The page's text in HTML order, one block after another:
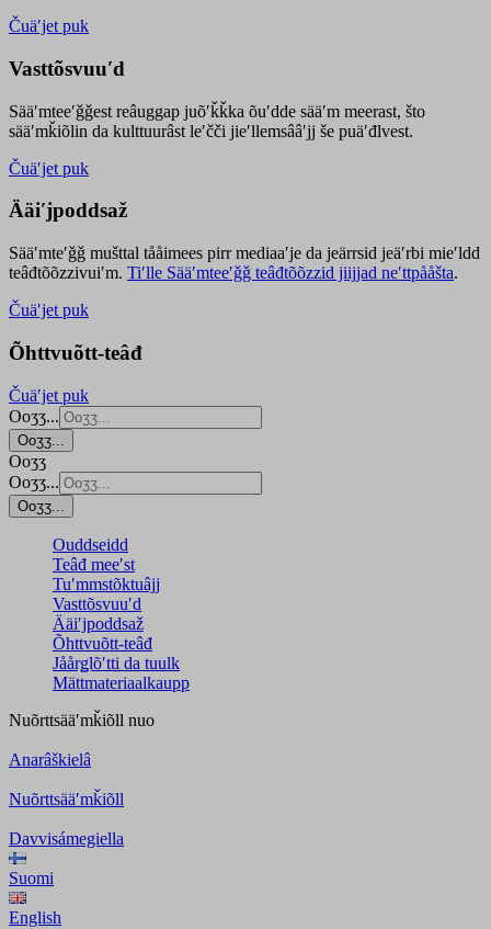
Čuäʹjet puk
Vasttõsvuuʹd
Sääʹmteeʹǧǧest reâuggap juõʹǩǩka õuʹdde sääʹm meerast, što
sääʹmǩiõlin da kulttuurâst leʹčči jieʹllemsââʹjj še puäʹđlvest.
Čuäʹjet puk
Ääiʹjpoddsaž
Sääʹmteʹǧǧ mušttal tååimees pirr mediaaʹje da jeärrsid jeäʹrbi mieʹldd
teâđtõõzzivuiʹm. Tiʹlle Sääʹmteeʹǧǧ teâđtõõzzid jiijjad neʹttpååšta.
Čuäʹjet puk
Õhttvuõtt-teâđ
Čuäʹjet puk
Ooʒʒ...
Ooʒʒ...
Ooʒʒ
Ooʒʒ...
Ooʒʒ...
Ouddseidd
Teâđ meeʹst
Tuʹmmstõktuâjj
Vasttõsvuuʹd
Ääiʹjpoddsaž
Õhttvuõtt-teâđ
Jåårǥlõʹtti da tuulk
Mättmateriaalkaupp
Nuõrttsääʹmǩiõll nuo
Anarâškielâ
Nuõrttsääʹmǩiõll
Davvisámegiella
Suomi
English